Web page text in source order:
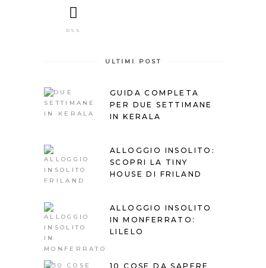
RSS
ULTIMI POST
GUIDA COMPLETA
PER DUE SETTIMANE
IN KERALA
ALLOGGIO INSOLITO:
SCOPRI LA TINY
HOUSE DI FRILAND
ALLOGGIO INSOLITO
IN MONFERRATO:
LILELO
10 COSE DA SAPERE